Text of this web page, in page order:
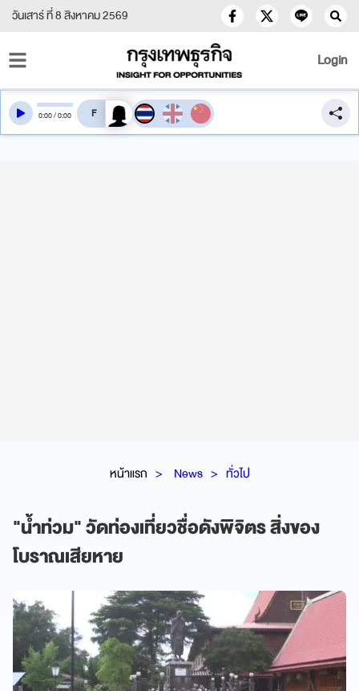
วันเสาร์ ที่ 8 สิงหาคม 2569
Login
หน้าแรก News ทั่วไป
"น้ำท่วม" วัดท่องเที่ยวชื่อดังพิจิตร สิ่งของ
โบราณเสียหาย
0:00/0:00 สลับเสียงอ่าน